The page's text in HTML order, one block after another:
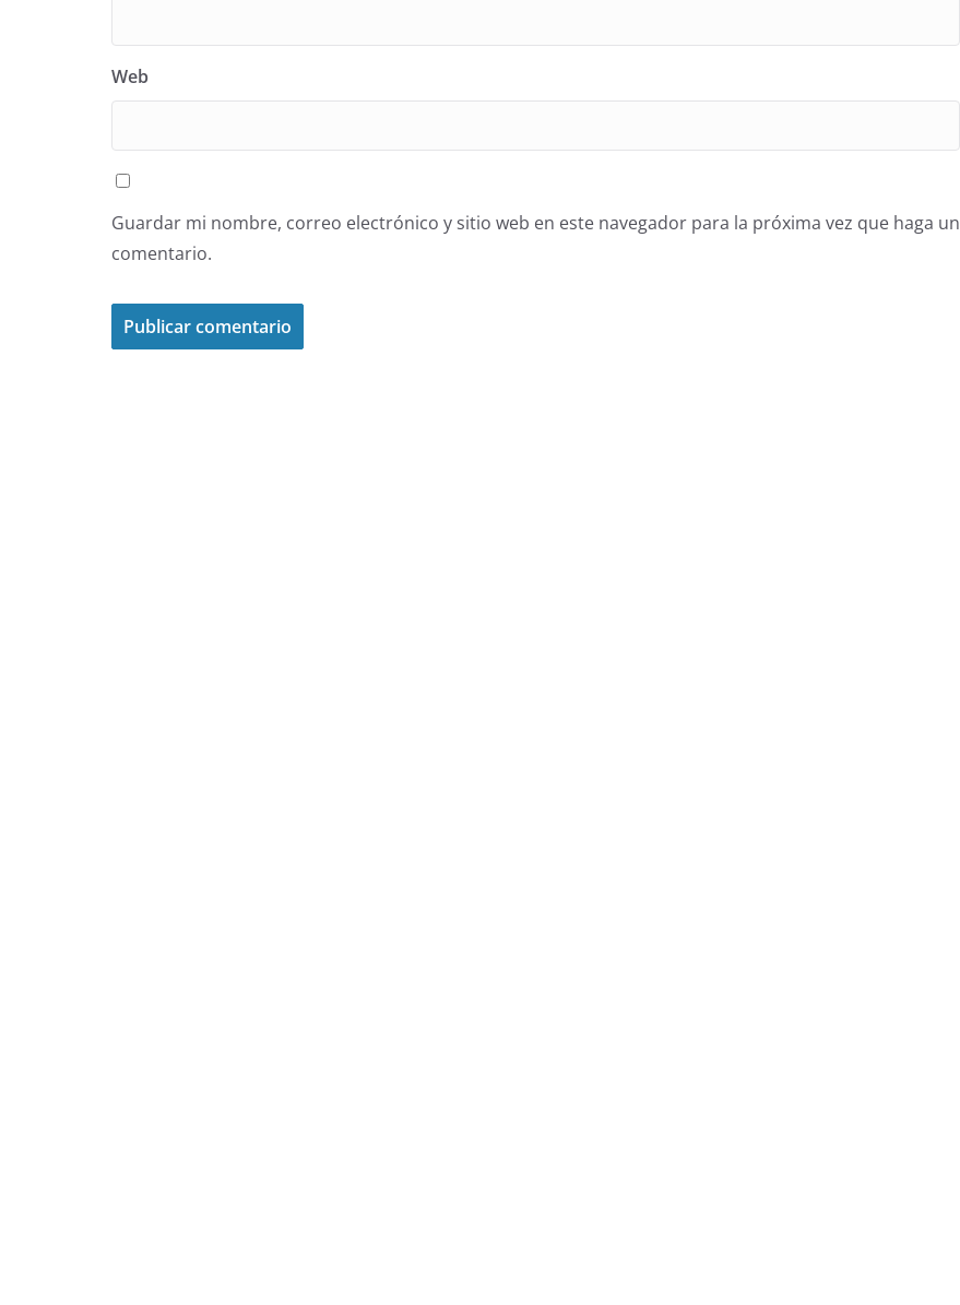
Web
Guardar mi nombre, correo electrónico y sitio web en este navegador para la próxima vez que haga un
comentario.